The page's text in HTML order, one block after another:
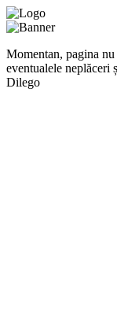
Momentan, pagina
eventualele neplăceri
Dilego